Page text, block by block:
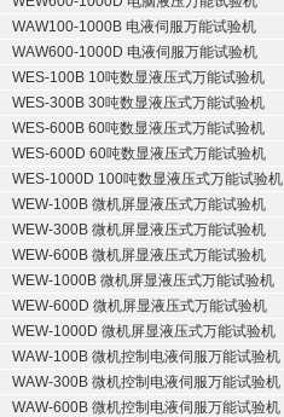
WAW100-1000B 电液伺服万能试验机
WAW600-1000D 电液伺服万能试验机
WES-100B 10吨数显液压式万能试验机
WES-300B 30吨数显液压式万能试验机
WES-600B 60吨数显液压式万能试验机
WES-600D 60吨数显液压式万能试验机
WES-1000D 100吨数显液压式万能试验机
WEW-100B 微机屏显液压式万能试验机
WEW-300B 微机屏显液压式万能试验机
WEW-600B 微机屏显液压式万能试验机
WEW-1000B 微机屏显液压式万能试验机
WEW-600D 微机屏显液压式万能试验机
WEW-1000D 微机屏显液压式万能试验机
WAW-100B 微机控制电液伺服万能试验机
WAW-300B 微机控制电液伺服万能试验机
WAW-600B 微机控制电液伺服万能试验机